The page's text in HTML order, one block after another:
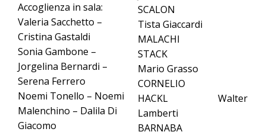
Accoglienza in sala:
Valeria Sacchetto –
Cristina Gastaldi
Sonia Gambone –
Jorgelina Bernardi –
Serena Ferrero
Noemi Tonello – Noemi
Malenchino – Dalila Di
Giacomo
SCALON
Tista Giaccardi
MALACHI
STACK
Mario Grasso
CORNELIO
HACKL Walter
Lamberti
BARNABA